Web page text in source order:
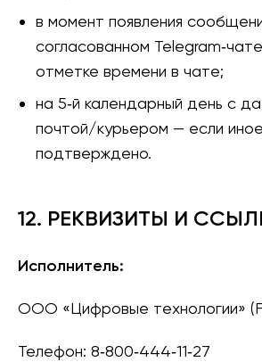
в момент появления
согласованном
отметке времени в чате;
на 5‑й календарный день с
почтой/курьером — если
подтверждено.
12. РЕКВИЗИТЫ И
Исполнитель:
ООО «Цифровые технологии»
Телефон: 8‑800‑444‑11‑27